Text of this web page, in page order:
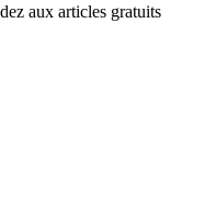
aux articles gratuits